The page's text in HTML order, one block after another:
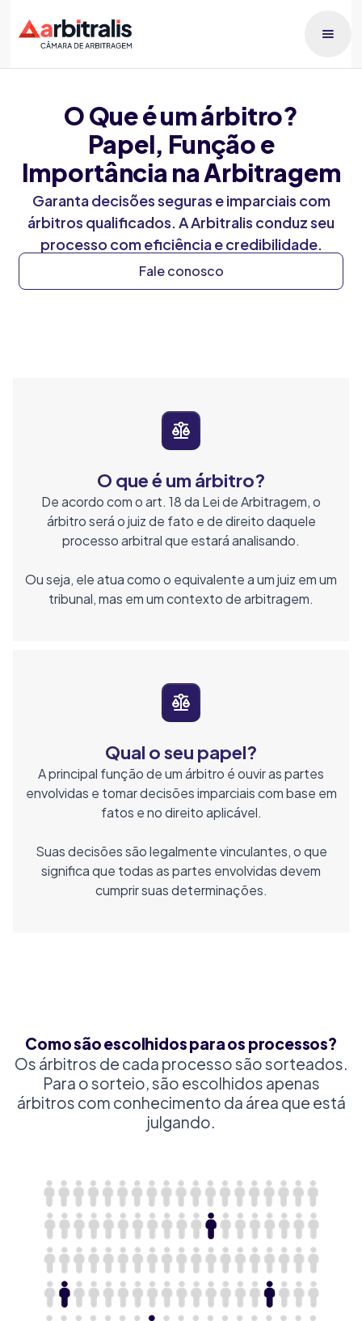
O Que é um árbitro?
Papel, Função e
Importância na Arbitragem
Garanta decisões seguras e imparciais com
árbitros qualificados. A Arbitralis conduz seu
processo com eficiência e credibilidade.
Fale conosco
O que é um árbitro?
De acordo com o art. 18 da Lei de Arbitragem, o
árbitro será o juiz de fato e de direito daquele
processo arbitral que estará analisando.
Ou seja, ele atua como o equivalente a um juiz em um
tribunal, mas em um contexto de arbitragem.
Qual o seu papel?
A principal função de um árbitro é ouvir as partes
envolvidas e tomar decisões imparciais com base em
fatos e no direito aplicável.
Suas decisões são legalmente vinculantes, o que
significa que todas as partes envolvidas devem
cumprir suas determinações.
Como são escolhidos para os processos?
Os árbitros de cada processo são sorteados.
Para o sorteio, são escolhidos apenas
árbitros com conhecimento da área que está
julgando.